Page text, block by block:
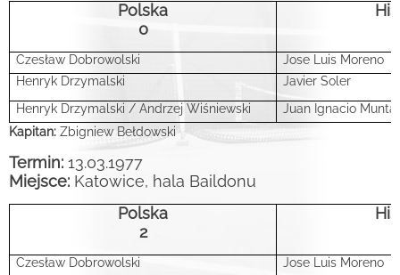
Polska
0
Czesław Dobrowolski
Jose Luis Moreno
Henryk Drzymalski
Javier Soler
Henryk Drzymalski / Andrzej Wiśniewski
Juan Ignacio
Kapitan: Zbigniew Bełdowski
Termin: 13.03.1977
Miejsce: Katowice, hala Baildonu
Polska
2
Czesław Dobrowolski
Jose Luis Moreno